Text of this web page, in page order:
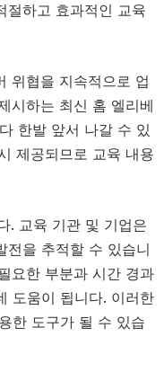
절하고 효과적인 교육
위협을 지속적으로 업
시하는 최신 홈 엘리베
한발 앞서 나갈 수 있
제공되므로 교육 내용
. 교육 기관 및 기업은
전을 추적할 수 있습니
요한 부분과 시간 경과
도움이 됩니다. 이러한
한 도구가 될 수 있습